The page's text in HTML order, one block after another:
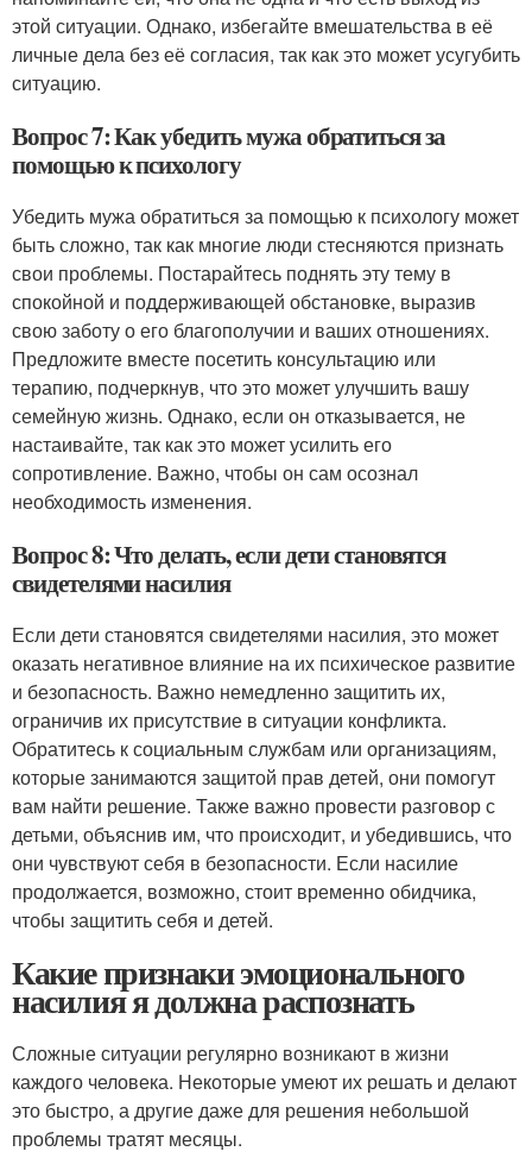
этой ситуации. Однако, избегайте вмешательства в её
личные дела без её согласия, так как это может усугубить
ситуацию.
Вопрос 7: Как убедить мужа обратиться за
помощью к психологу
Убедить мужа обратиться за помощью к психологу может
быть сложно, так как многие люди стесняются признать
свои проблемы. Постарайтесь поднять эту тему в
спокойной и поддерживающей обстановке, выразив
свою заботу о его благополучии и ваших отношениях.
Предложите вместе посетить консультацию или
терапию, подчеркнув, что это может улучшить вашу
семейную жизнь. Однако, если он отказывается, не
настаивайте, так как это может усилить его
сопротивление. Важно, чтобы он сам осознал
необходимость изменения.
Вопрос 8: Что делать, если дети становятся
свидетелями насилия
Если дети становятся свидетелями насилия, это может
оказать негативное влияние на их психическое развитие
и безопасность. Важно немедленно защитить их,
ограничив их присутствие в ситуации конфликта.
Обратитесь к социальным службам или организациям,
которые занимаются защитой прав детей, они помогут
вам найти решение. Также важно провести разговор с
детьми, объяснив им, что происходит, и убедившись, что
они чувствуют себя в безопасности. Если насилие
продолжается, возможно, стоит временно обидчика,
чтобы защитить себя и детей.
Какие признаки эмоционального
насилия я должна распознать
Сложные ситуации регулярно возникают в жизни
каждого человека. Некоторые умеют их решать и делают
это быстро, а другие даже для решения небольшой
проблемы тратят месяцы.